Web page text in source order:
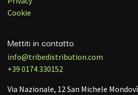
Cookie
Mettiti in contatto
info@tribedistribution.com
+39 0174 330152
Via Nazionale, 12 San Michele Mondovì